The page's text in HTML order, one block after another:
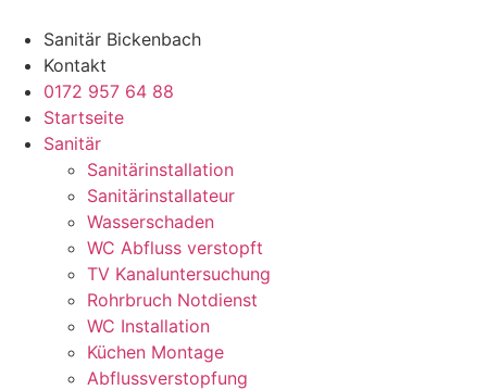
Sanitär Bickenbach
Kontakt
0172 957 64 88
Startseite
Sanitär
Sanitärinstallation
Sanitärinstallateur
Wasserschaden
WC Abfluss verstopft
TV Kanaluntersuchung
Rohrbruch Notdienst
WC Installation
Küchen Montage
Abflussverstopfung